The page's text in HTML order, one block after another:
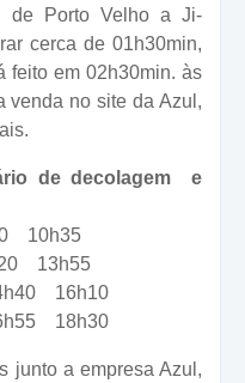
de Porto Velho a Ji-
cerca de 01h30min,
feito em 02h30min. às
venda no site da Azul,
de decolagem e
10h35
13h55
16h10
18h30
junto a empresa Azul,